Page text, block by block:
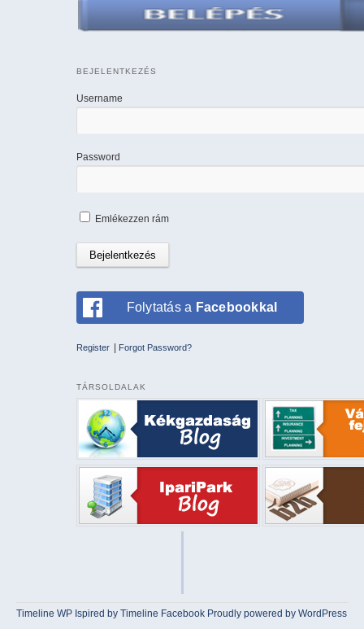
BEJELENTKEZÉS
Username
Password
Emlékezzen rám
Folytatás a Facebookkal
Register Forgot Password?
TÁRSOLDALAK
Timeline WP Ispired byTimeline Facebook Proudly powered by WordPress